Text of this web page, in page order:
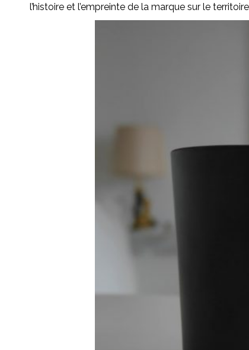
l’histoire et l’empreinte de la marque sur le